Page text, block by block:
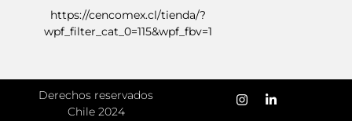
https://cencomex.cl/tienda/?
wpf_filter_cat_0=115&wpf_fbv=1
Derechos reservados
Chile 2024